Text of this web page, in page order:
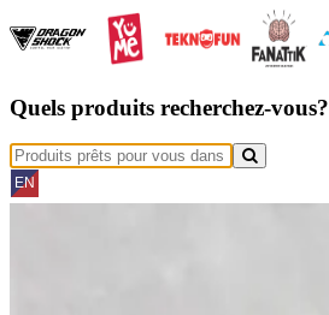
Quels produits recherchez-vous?